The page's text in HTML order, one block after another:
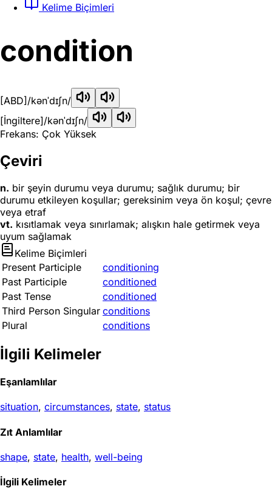
Kelime Biçimleri
condition
[ABD] /kənˈdɪʃn/
[İngiltere]/kənˈdɪʃn/
Frekans: Çok Yüksek
Çeviri
n. bir şeyin durumu veya durumu; sağlık durumu; bir
durumu etkileyen koşullar; gereksinim veya ön koşul; çevre
veya etraf
vt. kısıtlamak veya sınırlamak; alışkın hale getirmek veya
uyum sağlamak
Kelime Biçimleri
Present Participle
conditioning
Past Participle
conditioned
Past Tense
conditioned
Third Person Singular conditions
Plural
conditions
İlgili Kelimeler
Eşanlamlılar
situation, circumstances, state, status
Zıt Anlamlılar
shape, state, health, well-being
İlgili Kelimeler